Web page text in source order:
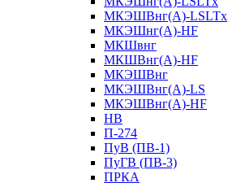
МКЭШВнг(A)-LSLTx
МКЭШнг(А)-HF
МКШвнг
МКШВнг(А)-HF
МКЭШВнг
МКЭШВнг(А)-LS
МКЭШВнг(А)-HF
НВ
П-274
ПуВ (ПВ-1)
ПуГВ (ПВ-3)
ПРКА